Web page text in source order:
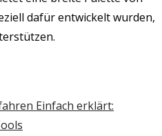
dafür entwickelt wurden,